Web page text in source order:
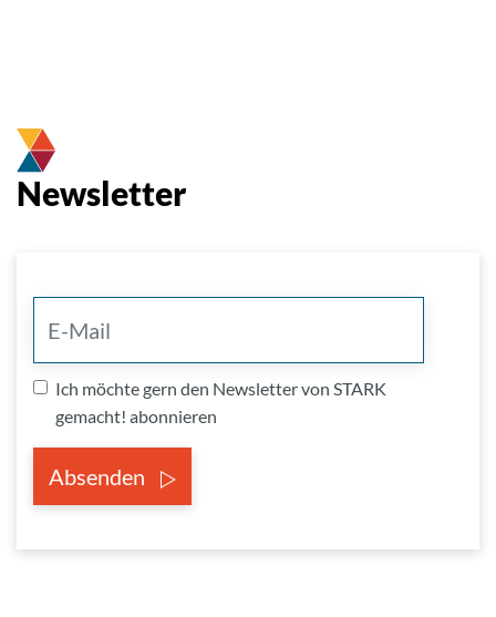
Newsletter
Ich möchte gern den Newsletter von STARK
gemacht! abonnieren
Absenden